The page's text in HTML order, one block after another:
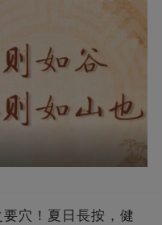
穴！夏日長按，健